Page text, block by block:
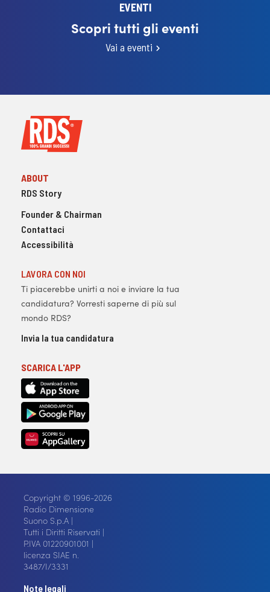
EVENTI
Scopri tutti gli eventi
Vai a eventi
ABOUT
RDS Story
Founder & Chairman
Contattaci
Accessibilità
LAVORA CON NOI
Ti piacerebbe unirti a noi e inviare la tua
candidatura? Vorresti saperne di più sul
mondo RDS?
Invia la tua candidatura
SCARICA L'APP
Copyright © 1996-2026
Radio Dimensione
Suono S.p.A |
Tutti i Diritti Riservati |
P.IVA 01220901001 |
licenza SIAE n.
3487/I/3331
Note legali